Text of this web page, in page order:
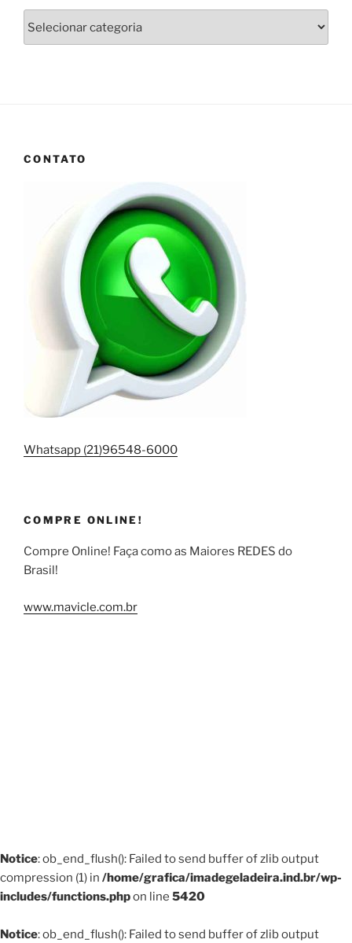
CONTATO
Whatsapp (21)96548-6000
COMPRE ONLINE!
Compre Online! Faça como as Maiores REDES do
Brasil!
www.mavicle.com.br
Notice: ob_end_flush(): Failed to send buffer of zlib output
compression (1) in /home/grafica/imadegeladeira.ind.br/wp-
includes/functions.phpon line 5420
Notice: ob_end_flush(): Failed to send buffer of zlib output